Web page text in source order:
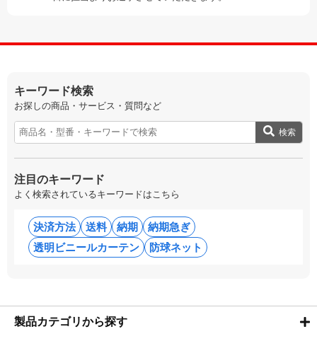
キーワード検索
お探しの商品・サービス・質問など
検索
注目のキーワード
よく検索されているキーワードはこちら
決済方法 送料 納期
納期急ぎ
透明ビニールカーテン
防球ネット
製品カテゴリから探す